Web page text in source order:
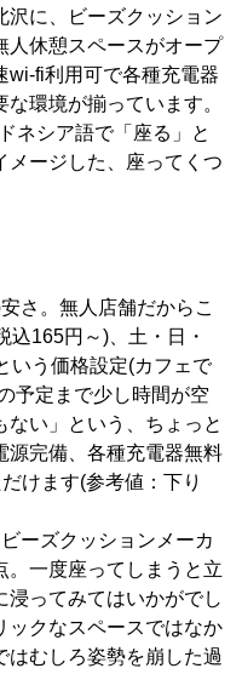
沢に、ビーズクッション
人休憩スペースがオープ
wi-fi利用可で各種充電器
環境が揃っています。
ネシア語で「座る」と
メージした、座ってくつ
さ。無人店舗だからこ
込165円～)、土・日・
いう価格設定(カフェで
予定まで少し時間が空
い」という、ちょっと
源完備、各種充電器無料
けます(参考値：下り
ーズクッションメーカ
。一度座ってしまうと立
浸ってみてはいかがでし
ックなスペースではなか
はむしろ姿勢を崩した過